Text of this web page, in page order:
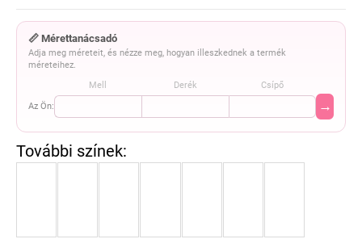
📏 Mérettanácsadó
Adja meg méreteit, és nézze meg, hogyan illeszkednek a termék
méreteihez.
Mell
Derék Csípő
Az Ön: →